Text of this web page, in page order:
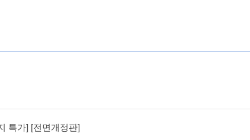
특가] [전면개정판]